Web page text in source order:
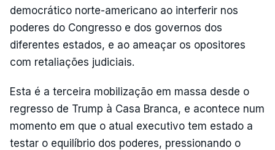
democrático norte-americano ao interferir nos
poderes do Congresso e dos governos dos
diferentes estados, e ao ameaçar os opositores
com retaliações judiciais.
Esta é a terceira mobilização em massa desde o
regresso de Trump à Casa Branca, e acontece num
momento em que o atual executivo tem estado a
testar o equilíbrio dos poderes, pressionando o